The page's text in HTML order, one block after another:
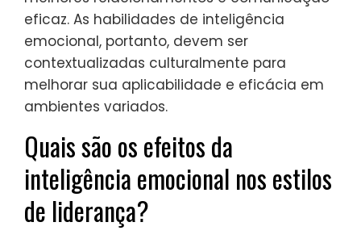
eficaz. As habilidades de inteligência
emocional, portanto, devem ser
contextualizadas culturalmente para
melhorar sua aplicabilidade e eficácia em
ambientes variados.
Quais são os efeitos da
inteligência emocional nos estilos
de liderança?